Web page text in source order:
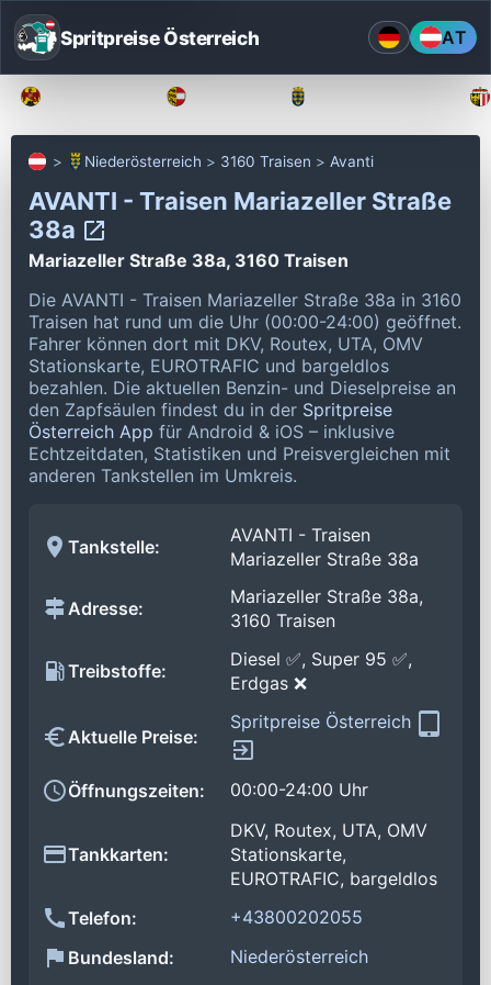
Spritpreise Österreich AT
Niederösterreich 3160 Traisen Avanti
AVANTI - Traisen Mariazeller Straße
38a
Mariazeller Straße 38a, 3160 Traisen
Die AVANTI - Traisen Mariazeller Straße 38a in 3160
Traisen hat rund um die Uhr (00:00-24:00) geöffnet.
Fahrer können dort mit DKV, Routex, UTA, OMV
Stationskarte, EUROTRAFIC und bargeldlos
bezahlen. Die aktuellen Benzin- und Dieselpreise an
den Zapfsäulen findest du in der Spritpreise
Österreich App für Android & iOS – inklusive
Echtzeitdaten, Statistiken und Preisvergleichen mit
anderen Tankstellen im Umkreis.
Tankstelle:
AVANTI - Traisen
Mariazeller Straße 38a
Adresse:
Mariazeller Straße 38a,
3160 Traisen
Treibstoffe:
Diesel ✅, Super 95 ✅,
Erdgas ❌
Aktuelle Preise:
Spritpreise Österreich
Öffnungszeiten: 00:00-24:00 Uhr
Tankkarten:
DKV, Routex, UTA, OMV
Stationskarte,
EUROTRAFIC, bargeldlos
Telefon:
+43800202055
Bundesland:
Niederösterreich